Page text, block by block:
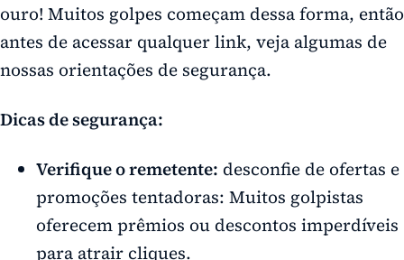
ouro! Muitos golpes começam dessa forma, então
antes de acessar qualquer link, veja algumas de
nossas orientações de segurança.
Dicas de segurança:
Verifique o remetente: desconfie de ofertas e
promoções tentadoras: Muitos golpistas
oferecem prêmios ou descontos imperdíveis
para atrair cliques.